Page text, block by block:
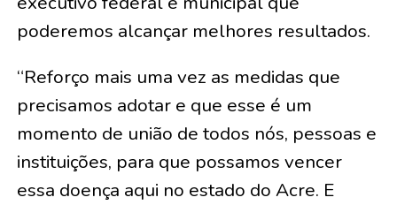
poderemos alcançar melhores resultados.
“Reforço mais uma vez as medidas que
precisamos adotar e que esse é um
momento de união de todos nós, pessoas e
instituições, para que possamos vencer
essa doença aqui no estado do Acre. E